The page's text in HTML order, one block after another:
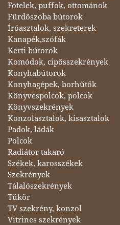
Fotelek, puffok, ottománok
Fürdőszoba bútorok
Íróasztalok, szekreterek
Kanapék,szófák
Kerti bútorok
Komódok, cipősszekrények
Konyhabútorok
Konyhagépek, borhűtők
Könyvespolcok, polcok
Könyvszekrények
Konzolasztalok, kisasztalok
Padok, ládák
Polcok
Radiátor takaró
Székek, karosszékek
Szekrények
Tálalószekrények
Tükör
TV szekrény, konzol
Vitrines szekrények